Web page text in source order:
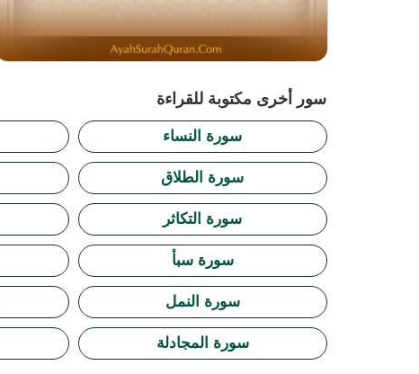
سور أخرى مكتوبة للقراءة
سورة النساء
سورة الطلاق
سورة التكاثر
سورة سبأ
سورة النمل
سورة المجادلة